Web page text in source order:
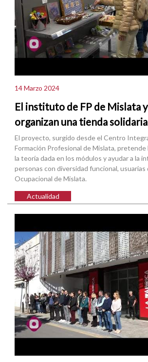
14 Marzo 2024
El instituto de FP de Mislata
organizan una tienda solidaria
El proyecto, surgido desde el Centro
Formación Profesional de Mislata, pretende
la teoría dada en los módulos y ayudar a la
personas con diversidad funcional,
Ocupacional de Mislata.
Actualidad